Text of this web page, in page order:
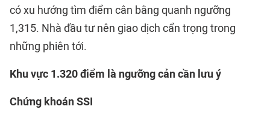
có xu hướng tìm điểm cân bằng quanh ngưỡng
1,315. Nhà đầu tư nên giao dịch cẩn trọng trong
những phiên tới.
Khu vực 1.320 điểm là ngưỡng cản cần lưu ý
Chứng khoán SSI